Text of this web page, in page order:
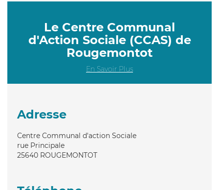
Le Centre Communal
d'Action Sociale (CCAS) de
Rougemontot
En Savoir Plus
Adresse
Centre Communal d'action Sociale
rue Principale
25640 ROUGEMONTOT